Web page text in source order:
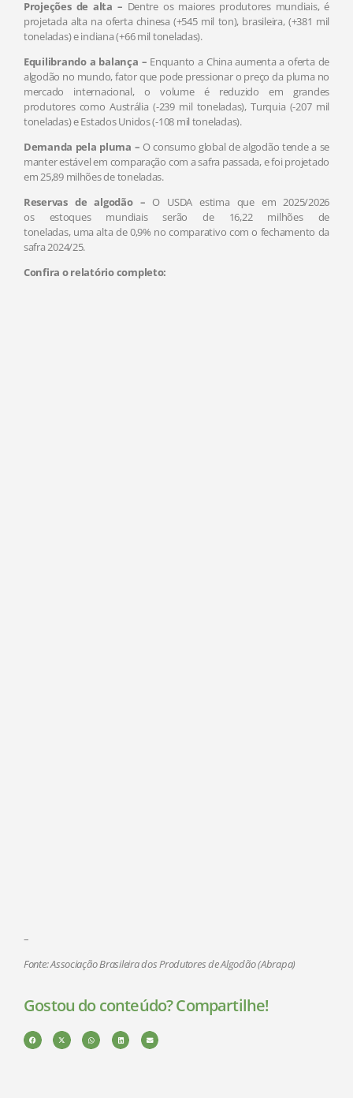
Projeções de alta – Dentre os maiores produtores mundiais, é
projetada alta na oferta chinesa (+545 mil ton), brasileira, (+381 mil
toneladas) e indiana (+66 mil toneladas).
Equilibrando a balança – Enquanto a China aumenta a oferta de
algodão no mundo, fator que pode pressionar o preço da pluma no
mercado internacional, o volume é reduzido em grandes
produtores como Austrália (-239 mil toneladas), Turquia (-207 mil
toneladas) e Estados Unidos (-108 mil toneladas).
Demanda pela pluma – O consumo global de algodão tende a se
manterestável em comparação com a safra passada, efoi projetado
em 25,89 milhões de toneladas.
Reservas de algodão – O USDA estima que em 2025/2026
os estoques mundiais serão de 16,22 milhões de
toneladas, uma alta de 0,9% no comparativo com o fechamento da
safra 2024/25.
Confira o relatório completo:
–
Fonte: Associação Brasileira dos Produtores de Algodão (Abrapa)
Gostou do conteúdo? Compartilhe!